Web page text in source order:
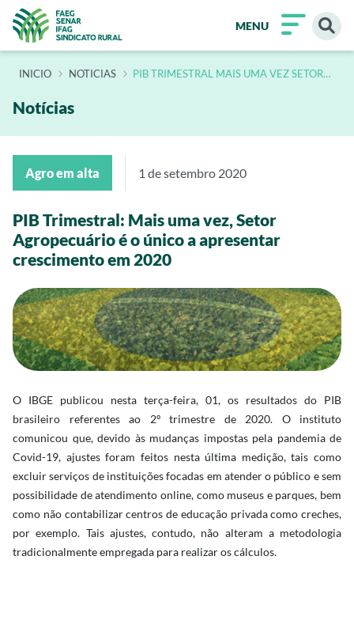
MENU
INÍCIO NOTICIAS PIB TRIMESTRAL MAIS UMA VEZ SETOR
Notícias
Agro em alta 1 de setembro 2020
PIB Trimestral: Mais uma vez, Setor
Agropecuário é o único a apresentar
crescimento em 2020
O IBGE publicou nesta terça-feira, 01, os resultados do PIB
brasileiro referentes ao 2º trimestre de 2020. O instituto
comunicou que, devido às mudanças impostas pela pandemia de
Covid-19, ajustes foram feitos nesta última medição, tais como
excluir serviços de instituições focadas em atender o público e sem
possibilidade de atendimento online, como museus e parques, bem
como não contabilizar centros de educação privada como creches,
por exemplo. Tais ajustes, contudo, não alteram a metodologia
tradicionalmente empregada para realizar os cálculos.